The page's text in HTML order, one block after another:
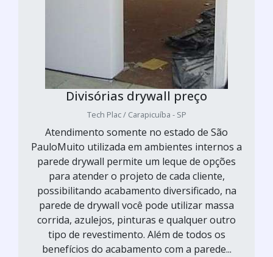
Divisórias drywall preço
Tech Plac / Carapicuíba - SP
Atendimento somente no estado de São
PauloMuito utilizada em ambientes internos a
parede drywall permite um leque de opções
para atender o projeto de cada cliente,
possibilitando acabamento diversificado, na
parede de drywall você pode utilizar massa
corrida, azulejos, pinturas e qualquer outro
tipo de revestimento. Além de todos os
benefícios do acabamento com a parede...